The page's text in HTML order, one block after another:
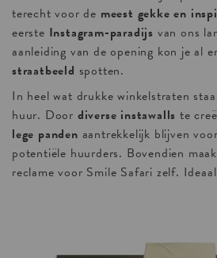
terecht voor de meest gekke en
eerste Instagram-paradijs van ons
aanleiding van de opening kon je al
straatbeeld spotten.
In heel wat drukke winkelstraten
huur. Door diverse instawalls te
lege panden aantrekkelijk blijven
potentiële huurders. Bovendien
reclame voor Smile Safari zelf.